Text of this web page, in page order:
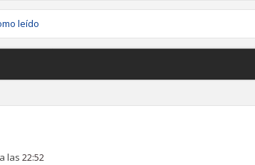
leído
las 22:52